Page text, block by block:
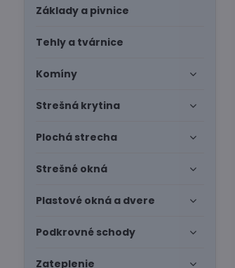
Základy a pivnice
Tehly a tvárnice
Komíny
Strešná krytina
Plochá strecha
Strešné okná
Plastové okná a dvere
Podkrovné schody
Zateplenie